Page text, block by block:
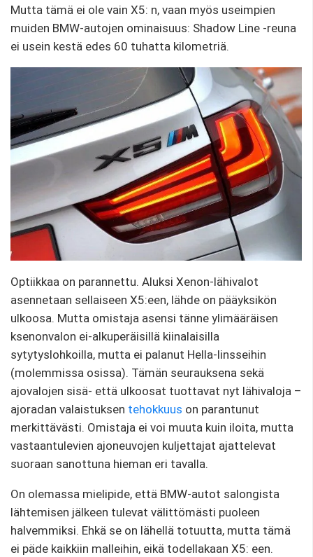
Mutta tämä ei ole vain X5: n, vaan myös useimpien
muiden BMW-autojen ominaisuus: Shadow Line -reuna
ei usein kestä edes 60 tuhatta kilometriä.
Optiikkaa on parannettu. Aluksi Xenon-lähivalot
asennetaan sellaiseen X5:een, lähde on pääyksikön
ulkoosa. Mutta omistaja asensi tänne ylimääräisen
ksenonvalon ei-alkuperäisillä kiinalaisilla
sytytyslohkoilla, mutta ei palanut Hella-linsseihin
(molemmissa osissa). Tämän seurauksena sekä
ajovalojen sisä- että ulkoosat tuottavat nyt lähivaloja –
ajoradan valaistuksen tehokkuus on parantunut
merkittävästi. Omistaja ei voi muuta kuin iloita, mutta
vastaantulevien ajoneuvojen kuljettajat ajattelevat
suoraan sanottuna hieman eri tavalla.
On olemassa mielipide, että BMW-autot salongista
lähtemisen jälkeen tulevat välittömästi puoleen
halvemmiksi. Ehkä se on lähellä totuutta, mutta tämä
ei päde kaikkiin malleihin, eikä todellakaan X5: een.